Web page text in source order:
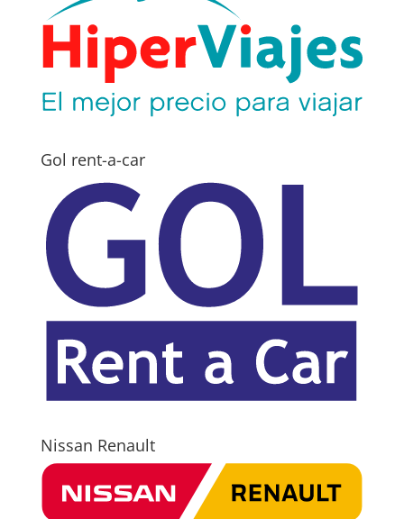
Gol rent-a-car
Nissan Renault